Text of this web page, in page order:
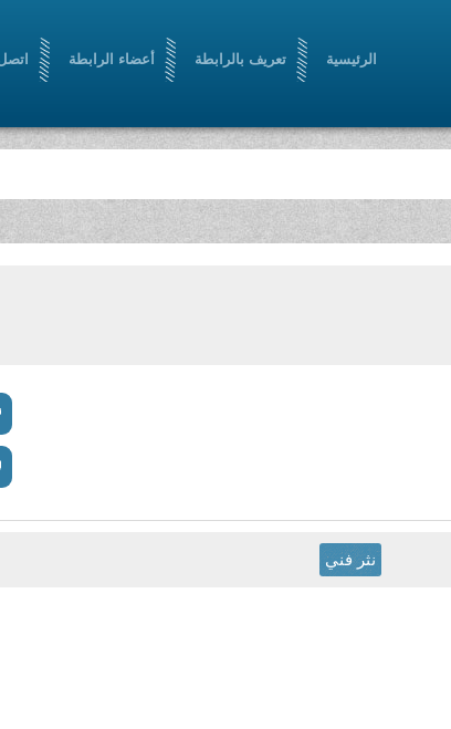
الرئيسية تعريف بالرابطة أعضاء الرابطة
نثر فني